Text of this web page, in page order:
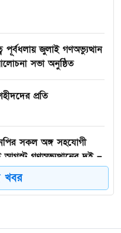
পূর্বধলায় জুলাই গণঅভ্যুত্থান
সভা অনুষ্ঠিত
প্রতি
সকল অঙ্গ সহযোগী
গণঅভ্যুত্থানের দুই –
ও শোভাযাত্রা অনুষ্ঠিত,
খবর